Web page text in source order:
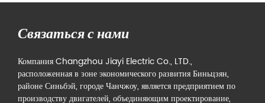
Связаться с нами
Компания Changzhou Jiayi Electric Co., LTD.,
расположенная в зоне экономического развития Биньцзян,
районе Синьбэй, городе Чанчжоу, является предприятием по
производству двигателей, объединяющим проектирование,